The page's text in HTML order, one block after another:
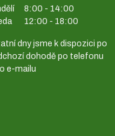
8:00 - 14:00
12:00 - 18:00
dny jsme k dispozici po
dohodě po telefonu
e-mailu